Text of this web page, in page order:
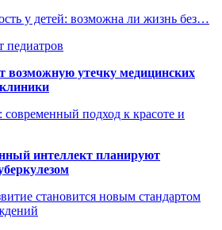
у детей: возможна ли жизнь без…
педиатров
возможную утечку медицинских
современный подход к красоте и
интеллект планируют
становится новым стандартом